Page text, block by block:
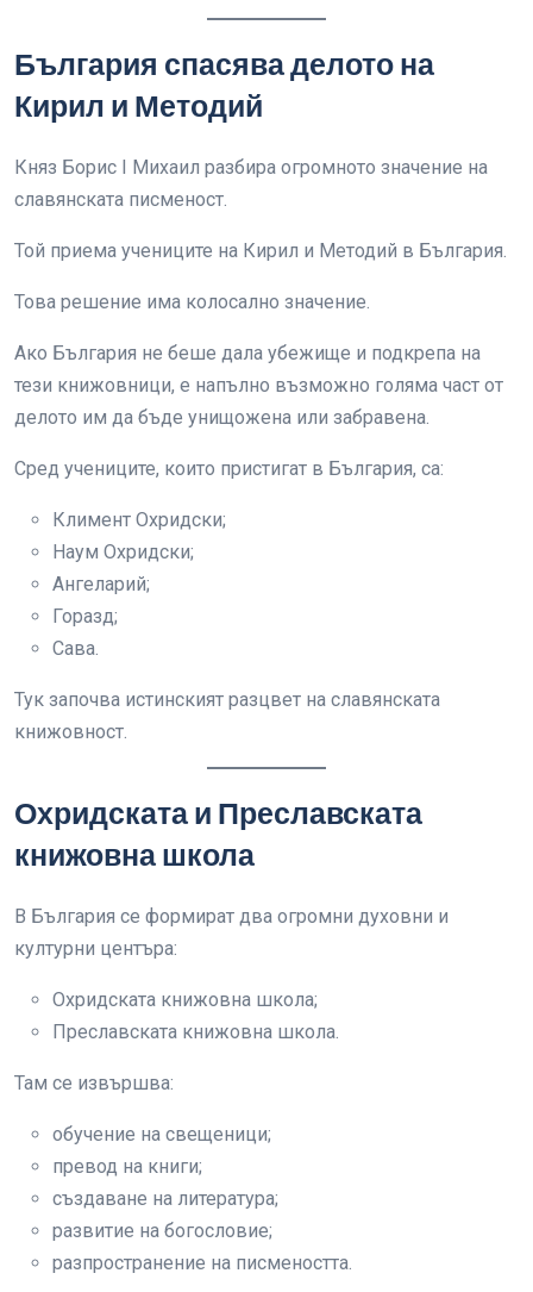
България спасява делото на
Кирил и Методий
Княз Борис I Михаил разбира огромното значение на
славянската писменост.
Той приема учениците на Кирил и Методий в България.
Това решение има колосално значение.
Ако България не беше дала убежище и подкрепа на
тези книжовници, е напълно възможно голяма част от
делото им да бъде унищожена или забравена.
Сред учениците, които пристигат в България, са:
Климент Охридски;
Наум Охридски;
Ангеларий;
Горазд;
Сава.
Тук започва истинският разцвет на славянската
книжовност.
Охридската и Преславската
книжовна школа
В България се формират два огромни духовни и
културни центъра:
Охридската книжовна школа;
Преславската книжовна школа.
Там се извършва:
обучение на свещеници;
превод на книги;
създаване на литература;
развитие на богословие;
разпространение на писмеността.